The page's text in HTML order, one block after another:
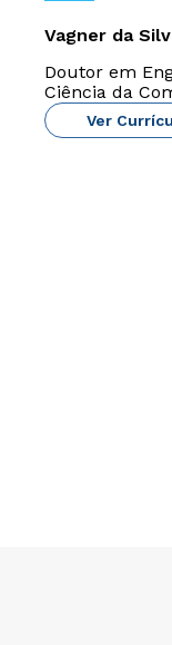
Vagner da
Doutor em
Ciência da
Ver